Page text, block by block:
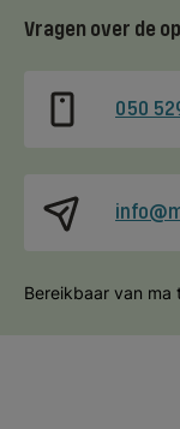
Vragen over de
050
Bereikbaar van